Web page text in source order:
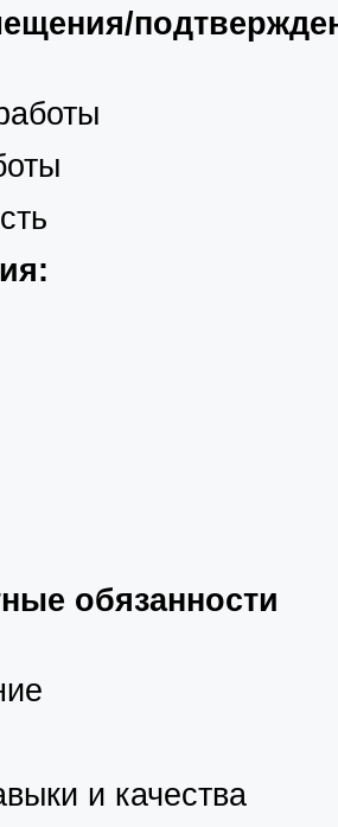
обязанности
и качества